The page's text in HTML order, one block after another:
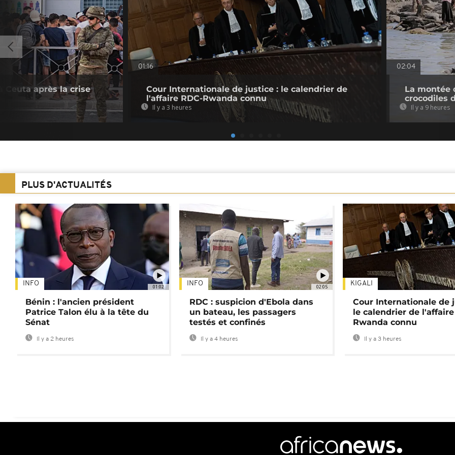
Ceuta après la crise
01:16
Cour Internationale de justice : le calendrier de
l'affaire RDC-Rwanda connu
Il y a 3 heures
02:04
La montée
crocodiles
Il y a 9 heures
PLUS D'ACTUALITÉS
01:02
INFO
Bénin : l'ancien président
Patrice Talon élu à la tête du
Sénat
Il y a 2 heures
02:05
INFO
RDC : suspicion d'Ebola dans
un bateau, les passagers
testés et confinés
Il y a 4 heures
KIGALI
Cour Internationale de
le calendrier de l'affaire
Rwanda connu
Il y a 3 heures